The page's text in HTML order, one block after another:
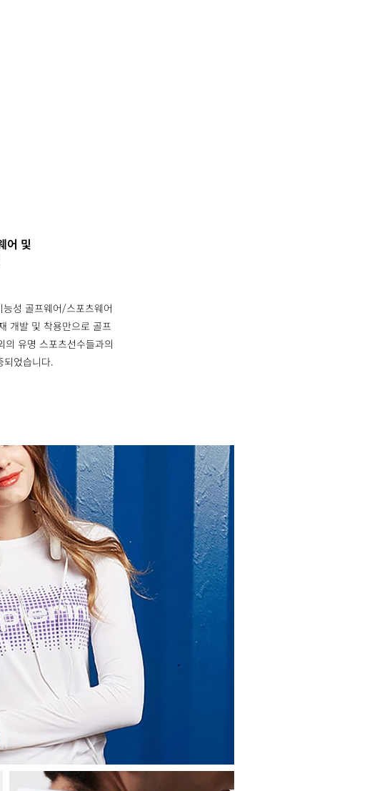
어 및
성 골프웨어/스포츠웨어
개발 및 착용만으로 골프
의 유명 스포츠선수들과의
되었습니다.